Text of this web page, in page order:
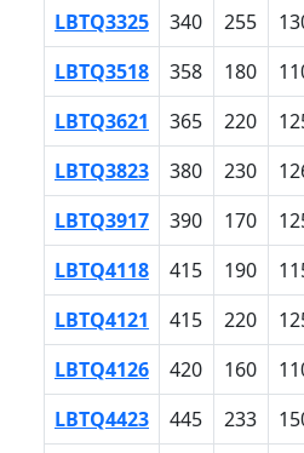
LBTQ3325
340 255
LBTQ3518
358 180
LBTQ3621
365 220
LBTQ3823
380 230
LBTQ3917
390 170
LBTQ4118
415 190
LBTQ4121
415 220
LBTQ4126
420 160
LBTQ4423
445 233